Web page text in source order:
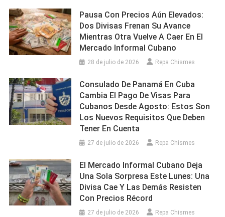
Pausa Con Precios Aún Elevados:
Dos Divisas Frenan Su Avance
Mientras Otra Vuelve A Caer En El
Mercado Informal Cubano
28 de julio de 2026 Repa Chismes
Consulado De Panamá En Cuba
Cambia El Pago De Visas Para
Cubanos Desde Agosto: Estos Son
Los Nuevos Requisitos Que Deben
Tener En Cuenta
27 de julio de 2026 Repa Chismes
El Mercado Informal Cubano Deja
Una Sola Sorpresa Este Lunes: Una
Divisa Cae Y Las Demás Resisten
Con Precios Récord
27 de julio de 2026 Repa Chismes